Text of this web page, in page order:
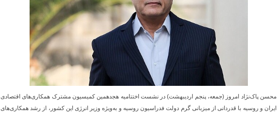
محسن پاک‌نژاد امروز (جمعه، پنجم اردیبهشت) در نشست اختتامیه هجدهمین کمیسیون مشترک همکاری‌های اقتصادی
ایران و روسیه با قدردانی از میزبانی گرم دولت فدراسیون روسیه و به‌ویژه وزیر انرژی این کشور، از رشد همکاری‌های